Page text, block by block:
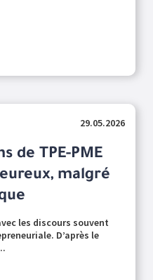
29.05.2026
de TPE-PME
malgré
les discours souvent
D’après le